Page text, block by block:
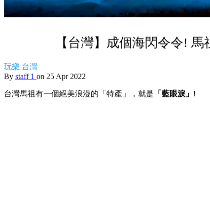
【台灣】成個海閃令令!
玩樂 台灣
By staff 1 on 25 Apr 2022
台灣馬祖有一個絕美浪漫的「特產」，就是 「藍眼淚」 !